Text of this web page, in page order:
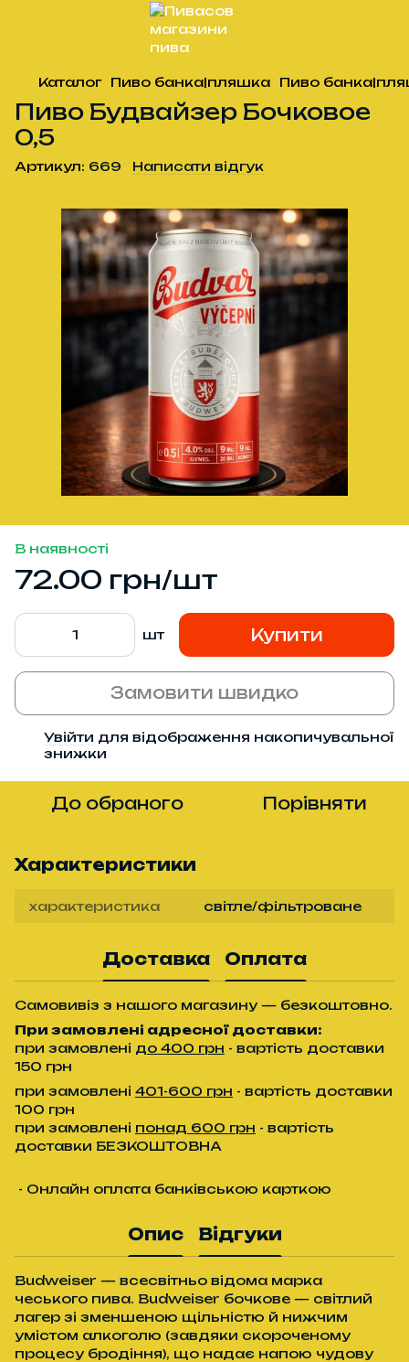
Каталог Пиво банка|пляшка Пиво
Пиво Будвайзер Бочковое
0,5
Артикул: 669 Написати відгук
В наявності
72.00 грн/шт
шт Купити
Замовити швидко
Увійти для відображення накопичувальної
знижки
До обраного Порівняти
Характеристики
характеристика світле/фільтроване
Доставка Оплата
Самовивіз з нашого магазину — безкоштовно.
При замовлені адресної доставки:
при замовлені до 400 грн - вартість доставки
150 грн
при замовлені 401-600 грн - вартість доставки
100 грн
при замовлені понад 600 грн - вартість
доставки БЕЗКОШТОВНА
- Онлайн оплата банківською карткою
Опис Відгуки
Budweiser — всесвітньо відома марка
чеського пива. Budweiser бочкове — світлий
лагер зі зменшеною щільністю й нижчим
умістом алкоголю (завдяки скороченому
процесу бродіння), що надає напою чудову